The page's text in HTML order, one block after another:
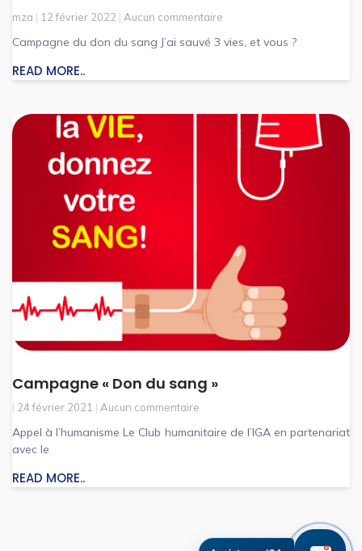
mza 12 février 2022 Aucun commentaire
Campagne du don du sang J’ai sauvé 3 vies, et vous ?
READ MORE..
Campagne « Don du sang »
24 février 2021 Aucun commentaire
Appel à l’humanisme Le Club humanitaire de l’IGA en partenariat
avec le
READ MORE..